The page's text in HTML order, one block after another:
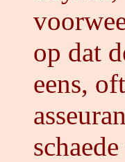
op dat
eens,